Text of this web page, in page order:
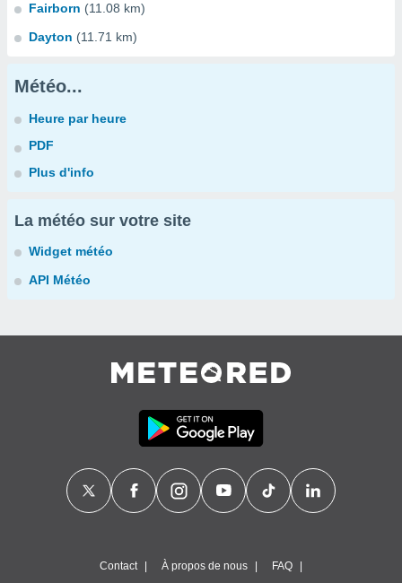
Fairborn (11.08 km)
Dayton (11.71 km)
Météo...
Heure par heure
PDF
Plus d'info
La météo sur votre site
Widget météo
API Météo
Contact À propos de nous FAQ